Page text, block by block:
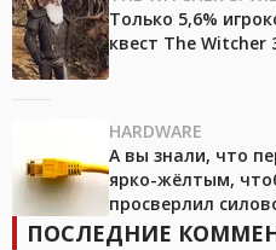
Только 5,6%
квест The Witcher
HARDWARE
А вы знали, что
ярко-жёлтым,
просверлил
ПОСЛЕДНИЕ